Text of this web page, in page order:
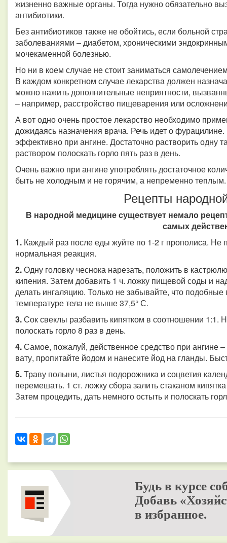
жизненно важные органы. Тогда нужно обязательно
антибиотики.
Без антибиотиков также не обойтись, если больной
заболеваниями – диабетом, хроническими
мочекаменной болезнью.
Но ни в коем случае не стоит заниматься
В каждом конкретном случае лекарства должен
можно нажить дополнительные неприятности,
– например, расстройство пищеварения или
А вот одно очень простое лекарство необходимо
дожидаясь назначения врача. Речь идет о
эффективно при ангине. Достаточно растворить одну
раствором полоскать горло пять раз в день.
Очень важно при ангине употреблять достаточное
быть не холодным и не горячим, а непременно
Рецепты
В народной медицине существует немало
самых
1. Каждый раз после еды жуйте по 1-2 г прополиса. Не
нормальная реакция.
2.Одну головку чеснока нарезать, положить в
кипения. Затем добавить 1 ч. ложку пищевой соды и
делать ингаляцию. Только не забывайте, что
температуре тела не выше 37,5° С.
3.Сок свеклы разбавить кипятком в соотношении 1:1.
полоскать горло 8 раз в день.
4.Самое, пожалуй, действенное средство при ангине
вату, пропитайте йодом и нанесите йод на гланды.
5.Траву полыни, листья подорожника и соцветия
перемешать. 1 ст. ложку сбора залить стаканом
Затем процедить, дать немного остыть и полоскать
Будь в курсе
Добавь
в избранное.